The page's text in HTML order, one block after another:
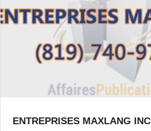
ENTREPRISES MAXLANG INC